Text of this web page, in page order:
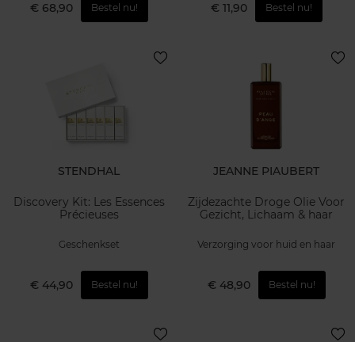
€ 68,90 Bestel nu! € 11,90 Bestel nu!
STENDHAL
Discovery Kit: Les Essences
Précieuses
Geschenkset
€ 44,90 Bestel nu!
JEANNE PIAUBERT
Zijdezachte Droge Olie Voor
Gezicht, Lichaam & haar
Verzorging voor huid en haar
€ 48,90 Bestel nu!